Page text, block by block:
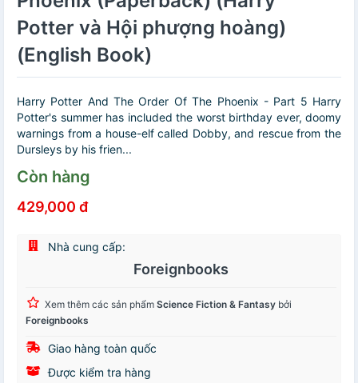
Potter và Hội phượng hoàng)
(English Book)
Harry Potter And The Order Of The Phoenix - Part 5 Harry
Potter's summer has included the worst birthday ever, doomy
warnings from a house-elf called Dobby, and rescue from the
Dursleys by his frien...
Còn hàng
429,000 đ
Nhà cung cấp:
Foreignbooks
Xem thêm các sản phẩm Science Fiction & Fantasy bởi
Foreignbooks
Giao hàng toàn quốc
Được kiểm tra hàng